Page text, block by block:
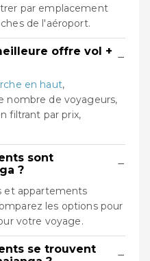
par emplacement
de l'aéroport.
offre vol + −
en haut,
nombre de voyageurs,
filtrant par prix,
sont
?
−
et appartements
les options pour
votre voyage.
se trouvent
−